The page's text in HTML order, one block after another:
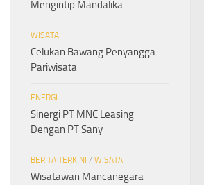
Mengintip Mandalika
WISATA
Celukan Bawang Penyangga
Pariwisata
ENERGI
Sinergi PT MNC Leasing
Dengan PT Sany
BERITA TERKINI / WISATA
Wisatawan Mancanegara